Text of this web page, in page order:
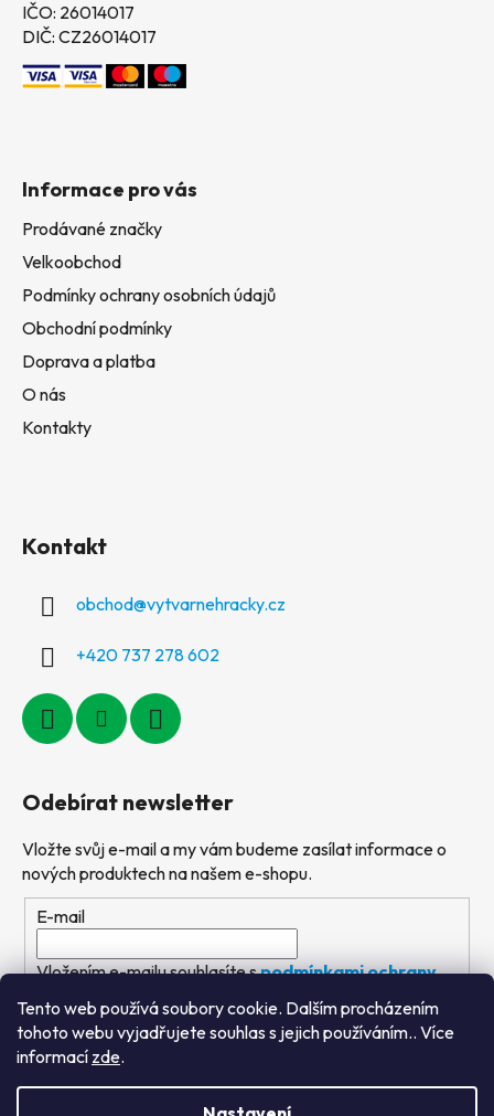
Tento web používá soubory cookie. Dalším procházením
tohoto webu vyjadřujete souhlas s jejich používáním.. Více
informací zde.
IČO: 26014017
DIČ: CZ26014017
Informace pro vás
Prodávané značky
Velkoobchod
Podmínky ochrany osobních údajů
Obchodní podmínky
Doprava a platba
O nás
Kontakty
Kontakt
obchod@vytvarnehracky.cz
+420 737 278 602
Odebírat newsletter
Vložte svůj e-mail a my vám budeme zasílat informace o
nových produktech na našem e-shopu.
E-mail
Vložením e-mailu souhlasíte spodmínkami ochrany
osobních údajů
PŘIHLÁSIT SE